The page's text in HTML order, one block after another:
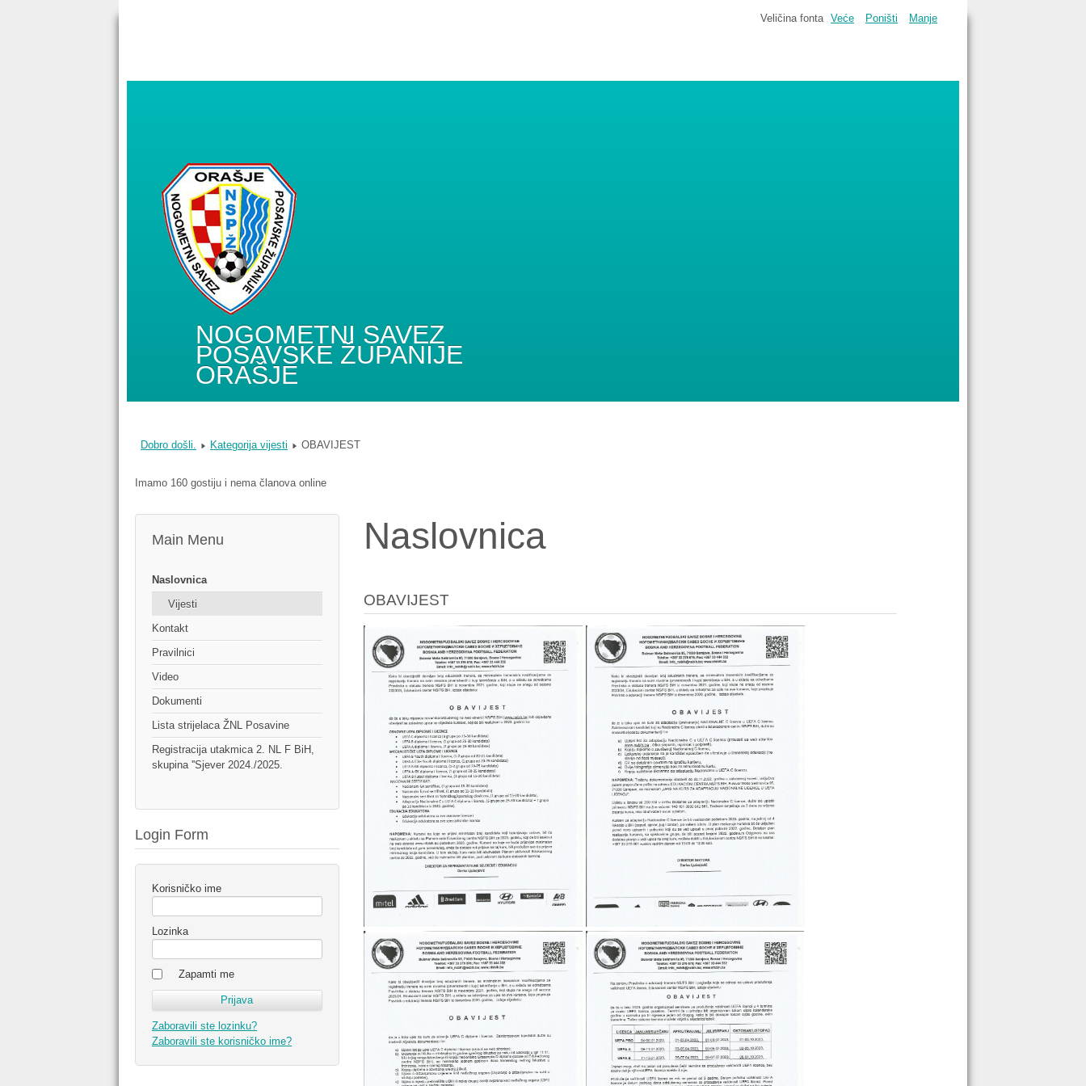
NOGOMETNI SAVEZ
POSAVSKE ŽUPANIJE
ORAŠJE
Veličina fonta Veće Poništi Manje
Dobro došli. Kategorija vijesti OBAVIJEST
Imamo 160 gostiju i nema članova online
Main Menu
Naslovnica
Vijesti
Kontakt
Pravilnici
Video
Dokumenti
Lista strijelaca ŽNL Posavine
Registracija utakmica 2. NL F BiH,
skupina ''Sjever 2024./2025.
Login Form
Korisničko ime
Lozinka
Zapamti me
Zaboravili ste lozinku?
Zaboravili ste korisničko ime?
Naslovnica
OBAVIJEST